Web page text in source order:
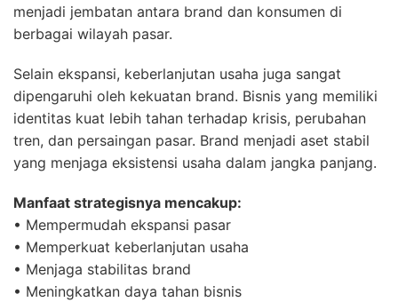
menjadi jembatan antara brand dan konsumen di
berbagai wilayah pasar.
Selain ekspansi, keberlanjutan usaha juga sangat
dipengaruhi oleh kekuatan brand. Bisnis yang memiliki
identitas kuat lebih tahan terhadap krisis, perubahan
tren, dan persaingan pasar. Brand menjadi aset stabil
yang menjaga eksistensi usaha dalam jangka panjang.
Manfaat strategisnya mencakup:
• Mempermudah ekspansi pasar
• Memperkuat keberlanjutan usaha
• Menjaga stabilitas brand
• Meningkatkan daya tahan bisnis